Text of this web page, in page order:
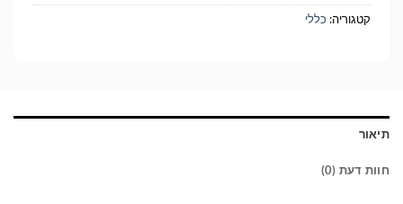
קטגוריה: כללי
תיאור
חוות דעת (0)